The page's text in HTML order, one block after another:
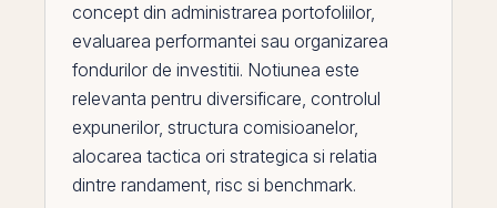
concept din administrarea portofoliilor,
evaluarea performantei sau organizarea
fondurilor de investitii. Notiunea este
relevanta pentru diversificare, controlul
expunerilor, structura comisioanelor,
alocarea tactica ori strategica si relatia
dintre randament, risc si benchmark.